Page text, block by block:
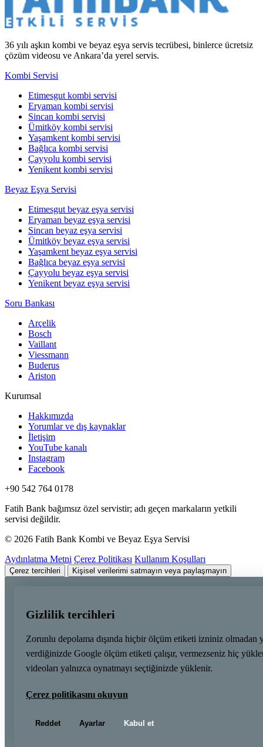
36 yılı aşkın kombi ve beyaz eşya servis tecrübesi, binlerce ücretsiz
çözüm videosu ve Ankara’da yerel servis.
Kombi Servisi
Etimesgut kombi servisi
Eryaman kombi servisi
Sincan kombi servisi
Ümitköy kombi servisi
Yaşamkent kombi servisi
Bağlıca kombi servisi
Çayyolu kombi servisi
Yenikent kombi servisi
Beyaz Eşya Servisi
Etimesgut beyaz eşya servisi
Eryaman beyaz eşya servisi
Sincan beyaz eşya servisi
Ümitköy beyaz eşya servisi
Yaşamkent beyaz eşya servisi
Bağlıca beyaz eşya servisi
Çayyolu beyaz eşya servisi
Yenikent beyaz eşya servisi
Soru Bankası
Arçelik
Bosch
Vaillant
Viessmann
Buderus
Ariston
Kurumsal
Hakkımızda
Yorumlar ve dış kaynaklar
İletişim
YouTube kanalı
Instagram
Facebook
+90 542 764 0178
Fatih Bank bağımsız özel servistir; adı geçen markaların yetkili
servisi değildir.
© 2026 Fatih Bank Kombi ve Beyaz Eşya Servisi
Aydınlatma Metni Çerez Politikası Kullanım Koşulları
Çerez tercihleri Kişisel verilerimi satmayın veya paylaşmayın
Gizlilik tercihleri
Zorunlu depolama dışında hiçbir ölçüm etiketi izniniz olmadan
verdiğinizde Google ölçüm etiketi çalışır, vermezseniz hiç
videoları yalnızca oynatmayı seçtiğinizde yüklenir.
Çerez politikasını okuyun
Reddet Ayarlar Kabul et